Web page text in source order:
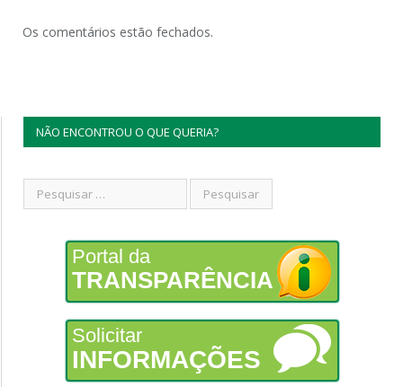
Os comentários estão fechados.
NÃO ENCONTROU O QUE QUERIA?
Portal da
TRANSPARÊNCIA
Solicitar
INFORMAÇÕES